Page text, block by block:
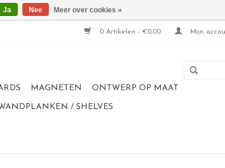
0 Artikelen - €0,00 Mijn
MAGNETEN ONTWERP OP MAAT
/ SHELVES
Ja Nee Meer over cookies »